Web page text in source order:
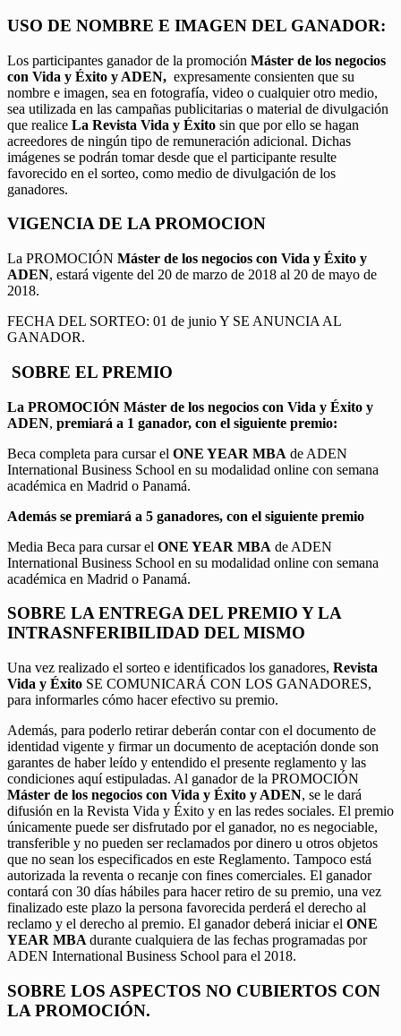
USO DE NOMBRE E IMAGEN DEL GANADOR:
Los participantes ganador de la promoción Máster de los negocios
con Vida y Éxito y ADEN, expresamente consienten que su
nombre e imagen, sea en fotografía, video o cualquier otro medio,
sea utilizada en las campañas publicitarias o material de divulgación
que realice La Revista Vida y Éxito sin que por ello se hagan
acreedores de ningún tipo de remuneración adicional. Dichas
imágenes se podrán tomar desde que el participante resulte
favorecido en el sorteo, como medio de divulgación de los
ganadores.
VIGENCIA DE LA PROMOCION
La PROMOCIÓN Máster de los negocios con Vida y Éxito y
ADEN, estará vigente del 20 de marzo de 2018 al 20 de mayo de
2018.
FECHA DEL SORTEO: 01 de junio Y SE ANUNCIA AL
GANADOR.
SOBRE EL PREMIO
La PROMOCIÓN Máster de los negocios con Vida y Éxito y
ADEN, premiará a 1 ganador, con el siguiente premio:
Beca completa para cursar el ONE YEAR MBA de ADEN
International Business School en su modalidad online con semana
académica en Madrid o Panamá.
Además se premiará a 5 ganadores, con el siguiente premio
Media Beca para cursar el ONE YEAR MBA de ADEN
International Business School en su modalidad online con semana
académica en Madrid o Panamá.
SOBRE LA ENTREGA DEL PREMIO Y LA
INTRASNFERIBILIDAD DEL MISMO
Una vez realizado el sorteo e identificados los ganadores, Revista
Vida y Éxito SE COMUNICARÁ CON LOS GANADORES,
para informarles cómo hacer efectivo su premio.
Además, para poderlo retirar deberán contar con el documento de
identidad vigente y firmar un documento de aceptación donde son
garantes de haber leído y entendido el presente reglamento y las
condiciones aquí estipuladas. Al ganador de la PROMOCIÓN
Máster de los negocios con Vida y Éxito y ADEN, se le dará
difusión en la Revista Vida y Éxito y en las redes sociales. El premio
únicamente puede ser disfrutado por el ganador, no es negociable,
transferible y no pueden ser reclamados por dinero u otros objetos
que no sean los especificados en este Reglamento. Tampoco está
autorizada la reventa o recanje con fines comerciales. El ganador
contará con 30 días hábiles para hacer retiro de su premio, una vez
finalizado este plazo la persona favorecida perderá el derecho al
reclamo y el derecho al premio. El ganador deberá iniciar el ONE
YEAR MBA durante cualquiera de las fechas programadas por
ADEN International Business School para el 2018.
SOBRE LOS ASPECTOS NO CUBIERTOS CON
LA PROMOCIÓN.